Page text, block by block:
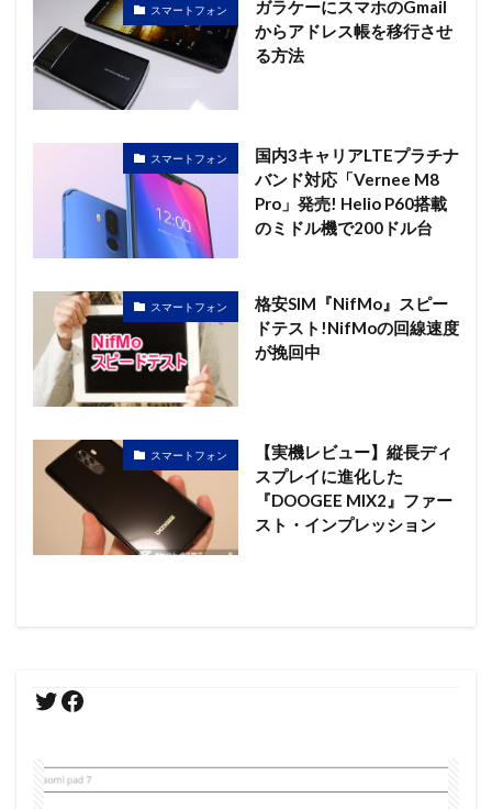
スマートフォン
ガラケーにスマホのGmail
からアドレス帳を移行させ
る方法
スマートフォン
国内3キャリアLTEプラチナ
バンド対応「Vernee M8
Pro」発売! Helio P60搭載
のミドル機で200ドル台
スマートフォン
格安SIM『NifMo』スピー
ドテスト!NifMoの回線速度
が挽回中
スマートフォン
【実機レビュー】縦長ディ
スプレイに進化した
『DOOGEE MIX2』ファー
スト・インプレッション